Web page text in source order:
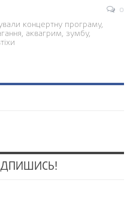
0
концертну програму,
аквагрим, зумбу,